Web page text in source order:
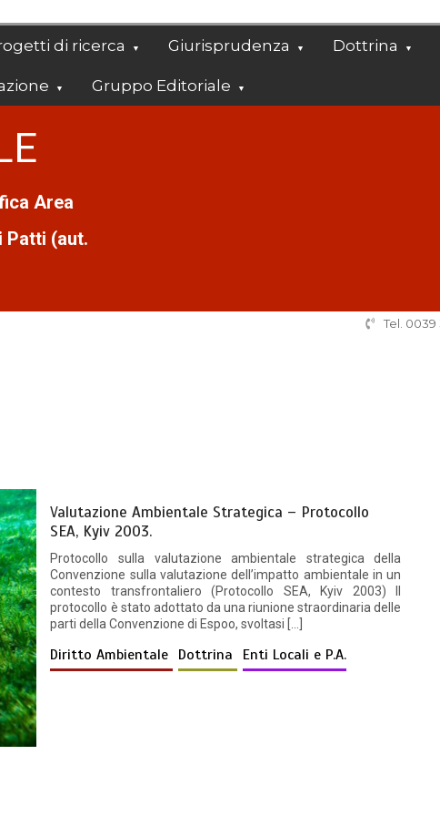
di ricerca Giurisprudenza Dottrina
Gruppo Editoriale
Area
Patti (aut.
Tel. 0039
Valutazione Ambientale Strategica – Protocollo
SEA, Kyiv 2003.
Protocollo sulla valutazione ambientale strategica della
Convenzione sulla valutazione dell’impatto ambientale in un
contesto transfrontaliero (Protocollo SEA, Kyiv 2003) Il
protocollo è stato adottato da una riunione straordinaria delle
parti della Convenzione di Espoo, svoltasi […]
Diritto Ambientale Dottrina Enti Locali e P.A.